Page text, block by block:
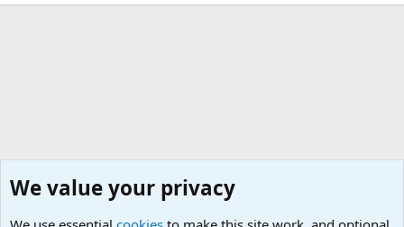
We value your privacy